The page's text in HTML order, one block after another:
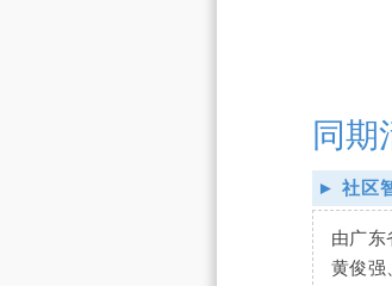
同期
► 社区
由广东
黄俊强